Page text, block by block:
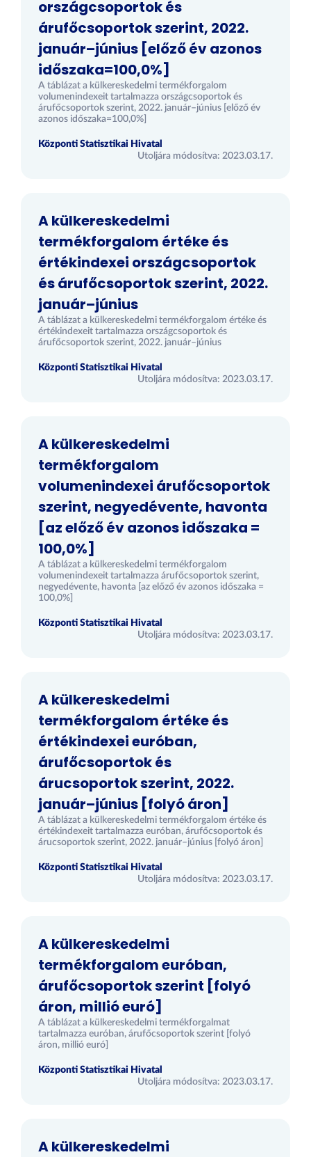
országcsoportok és
árufőcsoportok szerint, 2022.
január–június [előző év azonos
időszaka=100,0%]
A táblázat a külkereskedelmi termékforgalom
volumenindexeit tartalmazza országcsoportok és
árufőcsoportok szerint, 2022. január–június [előző év
azonos időszaka=100,0%]
Központi Statisztikai Hivatal
Utoljára módosítva: 2023.03.17.
A külkereskedelmi
termékforgalom értéke és
értékindexei országcsoportok
és árufőcsoportok szerint, 2022.
január–június
A táblázat a külkereskedelmi termékforgalom értéke és
értékindexeit tartalmazza országcsoportok és
árufőcsoportok szerint, 2022. január–június
Központi Statisztikai Hivatal
Utoljára módosítva: 2023.03.17.
A külkereskedelmi
termékforgalom
volumenindexei árufőcsoportok
szerint, negyedévente, havonta
[az előző év azonos időszaka =
100,0%]
A táblázat a külkereskedelmi termékforgalom
volumenindexeit tartalmazza árufőcsoportok szerint,
negyedévente, havonta [az előző év azonos időszaka =
100,0%]
Központi Statisztikai Hivatal
Utoljára módosítva: 2023.03.17.
A külkereskedelmi
termékforgalom értéke és
értékindexei euróban,
árufőcsoportok és
árucsoportok szerint, 2022.
január–június [folyó áron]
A táblázat a külkereskedelmi termékforgalom értéke és
értékindexeit tartalmazza euróban, árufőcsoportok és
árucsoportok szerint, 2022. január–június [folyó áron]
Központi Statisztikai Hivatal
Utoljára módosítva: 2023.03.17.
A külkereskedelmi
termékforgalom euróban,
árufőcsoportok szerint [folyó
áron, millió euró]
A táblázat a külkereskedelmi termékforgalmat
tartalmazza euróban, árufőcsoportok szerint [folyó
áron, millió euró]
Központi Statisztikai Hivatal
Utoljára módosítva: 2023.03.17.
A külkereskedelmi